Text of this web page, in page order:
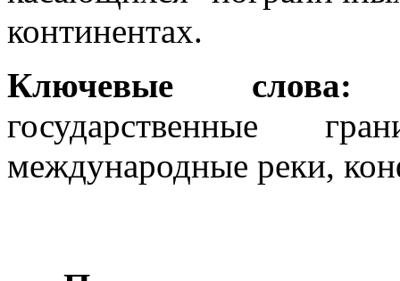
континентах.
Ключевые
государственные
международные реки,